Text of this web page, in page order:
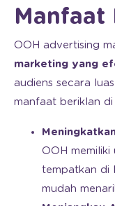
Manfaat
OOH advertising
marketing yang
audiens secara
manfaat beriklan di
OOH
tempatkan di
mudah